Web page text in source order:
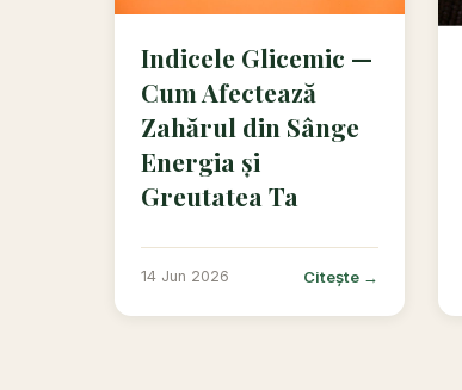
Indicele Glicemic —
Cum Afectează
Zahărul din Sânge
Energia și
Greutatea Ta
14 Jun 2026 Citește →